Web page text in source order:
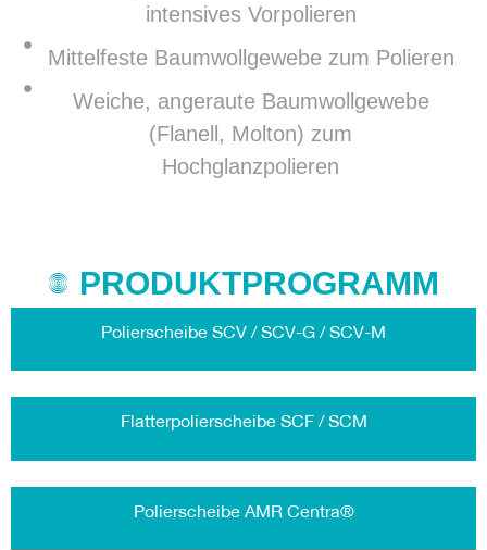
intensives Vorpolieren
Mittelfeste Baumwollgewebe zum Polieren
Weiche, angeraute Baumwollgewebe
(Flanell, Molton) zum
Hochglanzpolieren
PRODUKTPROGRAMM
Polierscheibe SCV / SCV-G / SCV-M
Flatterpolierscheibe SCF / SCM
Polierscheibe AMR Centra®